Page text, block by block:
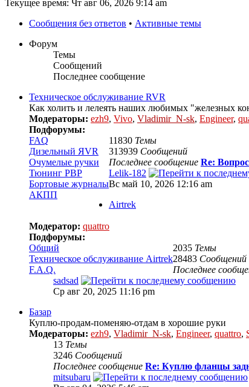
Текущее время: Чт авг 06, 2026 9:14 am
Сообщения без ответов • Активные темы
Форум
Темы
Сообщений
Последнее сообщение
Техническое обслуживание RVR
Как холить и лелеять наших любимых "железных
Модераторы: ezh9, Vivo, Vladimir_N-sk, Engineer,
Подфорумы:
FAQ
Дизельный ЯVR
Очумелые ручки
Тюнинг РВР
Бортовые журналы
АКПП
11830 Темы
313939 Сообщений
Последнее сообщение Re:
Lelik-182
Вс май 10, 2026 12:16 am
Airtrek
Модератор: quattro
Подфорумы:
Общий
Техническое обслуживание Airtrek
F.A.Q.
2035 Темы
28483 Сообщений
Последнее
sadsad
Ср авг 20, 2025 11:16 pm
Базар
Куплю-продам-поменяю-отдам в хорошие руки
Модераторы: ezh9, Vladimir_N-sk, Engineer, quattro,
13 Темы
3246 Сообщений
Последнее сообщение Re: Куплю фланцы
mitsubaru